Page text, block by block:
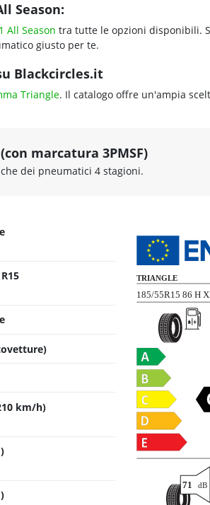
Season:
All Season tra tutte le opzioni disponibili.
giusto per te.
Blackcircles.it
Triangle. Il catalogo offre un'ampia
marcatura 3PMSF)
dei pneumatici 4 stagioni.
km/h)